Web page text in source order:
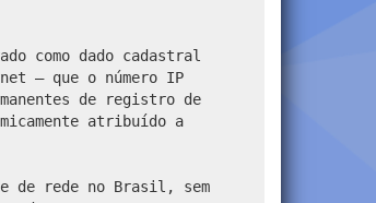
como dado cadastral
– que o número IP
de registro de
atribuído a
de rede no Brasil, sem